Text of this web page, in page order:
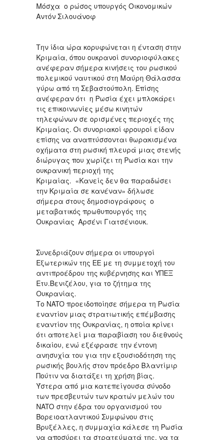
Μόσχα ο ρώσος υπουργός Οικονομικών
Αντόν Σιλουάνοφ
Την ίδια ώρα κορυφώνεται η ένταση στην
Κριμαία, όπου ουκρανοί συνοριοφύλακες
ανέφεραν σήμερα κινήσεις του ρωσικού
πολεμικού ναυτικού στη Μαύρη Θάλασσα
γύρω από τη Σεβαστούπολη. Επίσης
ανέφεραν ότι η Ρωσία έχει μπλοκάρει
τις επικοινωνίες μέσω κινητών
τηλεφώνων σε ορισμένες περιοχές της
Κριμαίας. Οι συνοριακοί φρουροί είδαν
επίσης να αναπτύσσονται θωρακισμένα
οχήματα στη ρωσική πλευρά μιας στενής
διώρυγας που χωρίζει τη Ρωσία και την
ουκρανική περιοχή της
Κριμαίας. «Κανείς δεν θα παραδώσει
την Κριμαία σε κανέναν» δήλωσε
σήμερα στους δημοσιογράφους ο
μεταβατικός πρωθυπουργός της
Ουκρανίας Αρσένι Γιατσένιουκ.
Συνεδριάζουν σήμερα οι υπουργοί
Εξωτερικών της ΕΕ με τη συμμετοχή του
αντιπροέδρου της κυβέρνησης και ΥΠΕΞ
Ετυ.Βενιζέλου, για το ζήτημα της
Ουκρανίας.
Το NATO προειδοποίησε σήμερα τη Ρωσία
εναντίον μιας στρατιωτικής επέμβασης
εναντίον της Ουκρανίας, η οποία κρίνει
ότι αποτελεί μια παραβίαση του διεθνούς
δικαίου, ενώ εξέφρασε την έντονη
ανησυχία του για την εξουσιοδότηση της
ρωσικής βουλής στον πρόεδρο Βλαντίμιρ
Πούτιν να διατάξει τη χρήση βίας.
Ύστερα από μια κατεπείγουσα σύνοδο
των πρεσβευτών των κρατών μελών του
NATO στην έδρα του οργανισμού του
Βορειοατλαντικού Συμφώνου στις
Βρυξέλλες, η συμμαχία κάλεσε τη Ρωσία
να αποσύρει τα στρατεύματά της, να τα